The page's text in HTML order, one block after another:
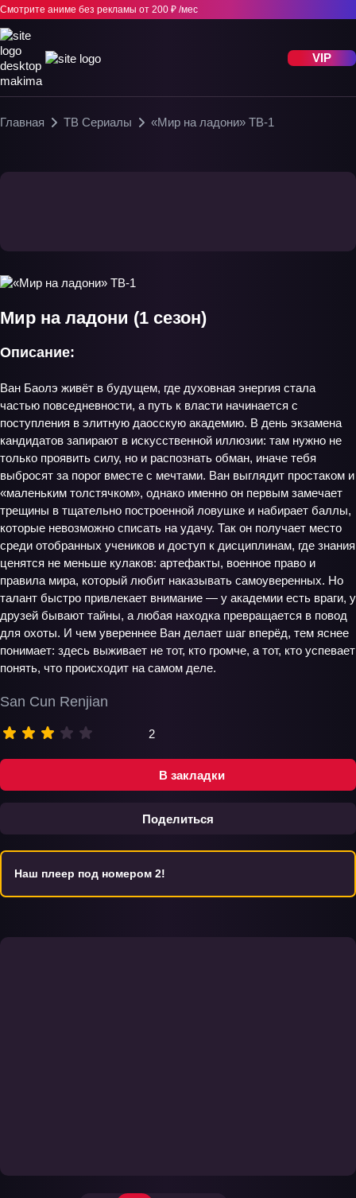
Смотрите аниме без рекламы от 200 ₽ /мес
VIP
Главная ТВ Сериалы «Мир на ладони» ТВ-1
В закладки
Поделиться
Мир на ладони (1 сезон)
San Cun Renjian
2
Описание:
Ван Баолэ живёт в будущем, где духовная энергия стала
частью повседневности, а путь к власти начинается с
поступления в элитную даосскую академию. В день экзамена
кандидатов запирают в искусственной иллюзии: там нужно не
только проявить силу, но и распознать обман, иначе тебя
выбросят за порог вместе с мечтами. Ван выглядит простаком и
«маленьким толстячком», однако именно он первым замечает
трещины в тщательно построенной ловушке и набирает баллы,
которые невозможно списать на удачу. Так он получает место
среди отобранных учеников и доступ к дисциплинам, где знания
ценятся не меньше кулаков: артефакты, военное право и
правила мира, который любит наказывать самоуверенных. Но
талант быстро привлекает внимание — у академии есть враги, у
друзей бывают тайны, а любая находка превращается в повод
для охоты. И чем увереннее Ван делает шаг вперёд, тем яснее
понимает: здесь выживает не тот, кто громче, а тот, кто успевает
понять, что происходит на самом деле.
Наш плеер под номером 2!